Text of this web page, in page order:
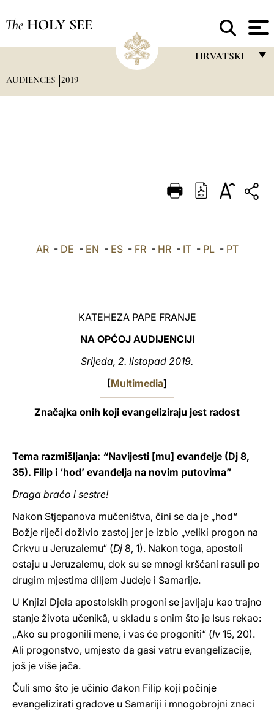
The HOLY SEE
HRVATSKI
DEUTSCH
العربيّة
AUDIENCES 2019
AR- DE - EN - ES- FR- HR- IT- PL- PT
KATEHEZA PAPE FRANJE
NA OPĆOJ AUDIJENCIJI
Srijeda, 2. listopad 2019.
[Multimedia]
Značajka onih koji evangeliziraju jest radost
Tema razmišljanja: “Navijesti [mu] evanđelje (Dj 8,
35). Filip i ‘hod’ evanđelja na novim putovima”
Draga braćo i sestre!
Nakon Stjepanova mučeništva, čini se da je „hod“
Božje riječi doživio zastoj jer je izbio „veliki progon na
Crkvu u Jeruzalemu“ (Dj 8, 1). Nakon toga, apostoli
ostaju u Jeruzalemu, dok su se mnogi kršćani rasuli po
drugim mjestima diljem Judeje i Samarije.
U Knjizi Djela apostolskih progoni se javljaju kao trajno
stanje života učenikâ, u skladu s onim što je Isus rekao:
„Ako su progonili mene, i vas će progoniti“ (Iv 15, 20).
Ali progonstvo, umjesto da gasi vatru evangelizacije,
još je više jača.
Čuli smo što je učinio đakon Filip koji počinje
evangelizirati gradove u Samariji i mnogobrojni znaci